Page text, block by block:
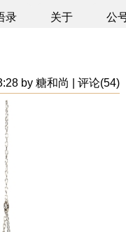
录 关于 公
by 糖和尚 | 评论(54)